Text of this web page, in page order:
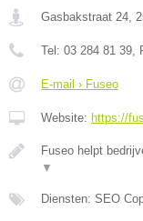
Gasbakstraat 24,
Tel: 03 284 81 39,
E-mail › Fuseo
Website: https://
Fuseo helpt
▼
Diensten: SEO